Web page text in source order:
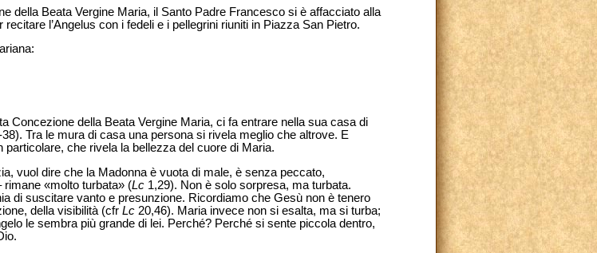
della Beata Vergine Maria, il Santo Padre Francesco si è affacciato alla
l’Angelus con i fedeli e i pellegrini riuniti in Piazza San Pietro.
Concezione della Beata Vergine Maria, ci fa entrare nella sua casa di
38). Tra le mura di casa una persona si rivela meglio che altrove. E
che rivela la bellezza del cuore di Maria.
vuol dire che la Madonna è vuota di male, è senza peccato,
rimane «molto turbata» (Lc 1,29). Non è solo sorpresa, ma turbata.
di suscitare vanto e presunzione. Ricordiamo che Gesù non è tenero
della visibilità (cfr Lc 20,46). Maria invece non si esalta, ma si turba;
le sembra più grande di lei. Perché? Perché si sente piccola dentro,